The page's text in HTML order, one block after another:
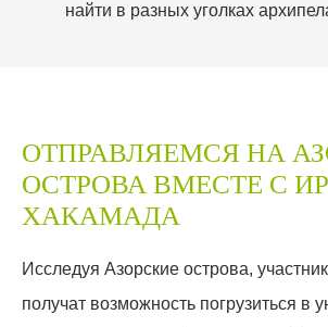
найти в разных уголках
ОТПРАВЛЯЕМСЯ НА
ОСТРОВА ВМЕСТЕ С
ХАКАМАДА
Исследуя Азорские острова,
получат возможность погрузиться в